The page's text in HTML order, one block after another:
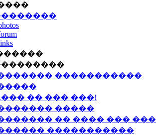
�����������
�� ��� ���!
�����
�� ���� ���
�����������